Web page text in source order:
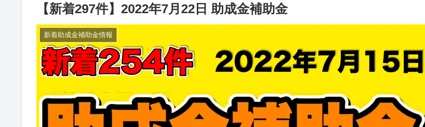
【新着297件】2022年7月22日 助成金補助金
新着助成金補助金情報